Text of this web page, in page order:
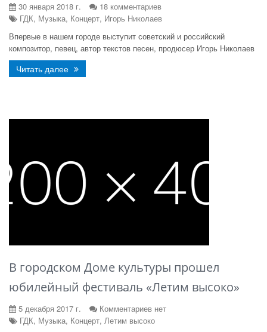
30 января 2018 г.
18 комментариев
ГДК, Музыка, Концерт, Игорь Николаев
Впервые в нашем городе выступит советский и российский
композитор, певец, автор текстов песен, продюсер Игорь Николаев
Читать далее
В городском Доме культуры прошел
юбилейный фестиваль «Летим высоко»
5 декабря 2017 г.
Комментариев нет
ГДК, Музыка, Концерт, Летим высоко